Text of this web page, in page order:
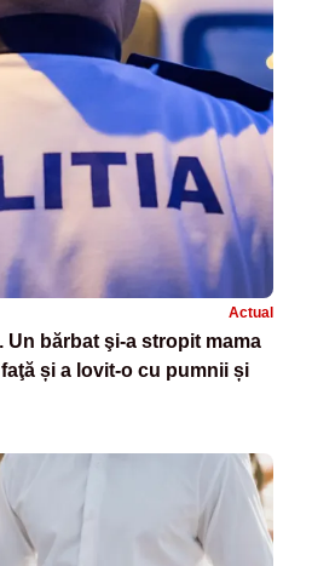
Actual
Un bărbat şi-a stropit mama
și a lovit-o cu pumnii și